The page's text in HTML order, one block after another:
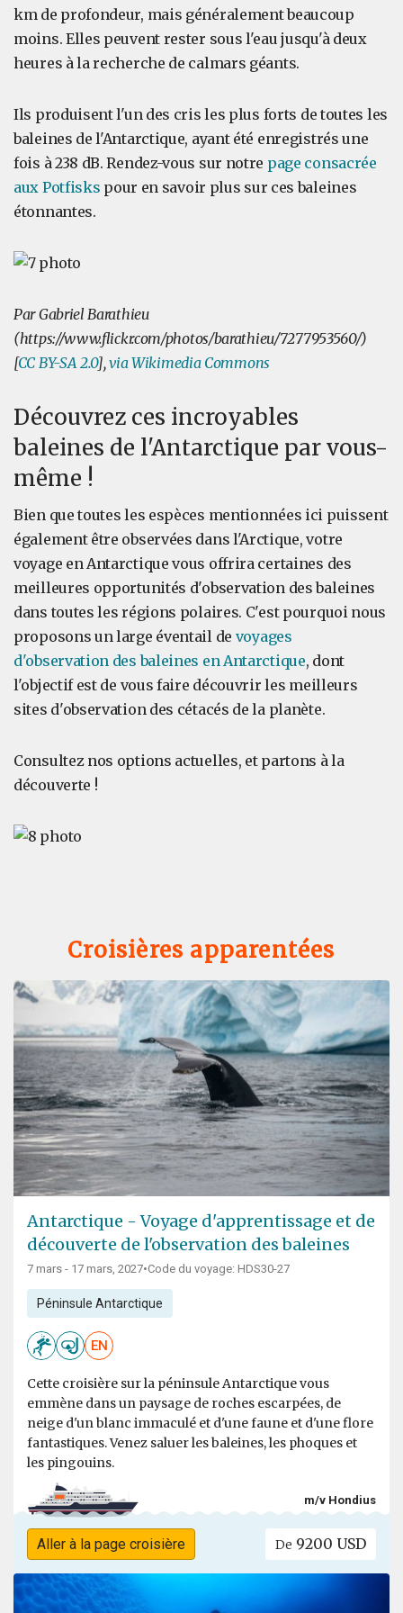
km de profondeur, mais généralement beaucoup
moins. Elles peuvent rester sous l'eau jusqu'à deux
heures à la recherche de calmars géants.
Ils produisent l'un des cris les plus forts de toutes les
baleines de l'Antarctique, ayant été enregistrés une
fois à 238 dB. Rendez-vous sur notre page consacrée
aux Potfisks pour en savoir plus sur ces baleines
étonnantes.
Par Gabriel Barathieu
(https://www.flickr.com/photos/barathieu/7277953560/)
[CC BY-SA 2.0],via Wikimedia Commons
Découvrez ces incroyables
baleines de l'Antarctique par vous-
même !
Bien que toutes les espèces mentionnées ici puissent
également être observées dans l'Arctique, votre
voyage en Antarctique vous offrira certaines des
meilleures opportunités d'observation des baleines
dans toutes les régions polaires. C'est pourquoi nous
proposons un large éventail de voyages
d'observation des baleines en Antarctique, dont
l'objectif est de vous faire découvrir les meilleurs
sites d'observation des cétacés de la planète.
Consultez nos options actuelles, et partons à la
découverte !
Croisières apparentées
Antarctique - Voyage d'apprentissage et de
découverte de l'observation des baleines
7 mars - 17 mars, 2027•Code du voyage: HDS30-27
Péninsule Antarctique
EN
Cette croisière sur la péninsule Antarctique vous
emmène dans un paysage de roches escarpées, de
neige d'un blanc immaculé et d'une faune et d'une flore
fantastiques. Venez saluer les baleines, les phoques et
les pingouins.
m/v Hondius
Aller à la page croisière De 9200 USD